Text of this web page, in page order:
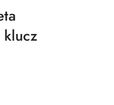
klucz